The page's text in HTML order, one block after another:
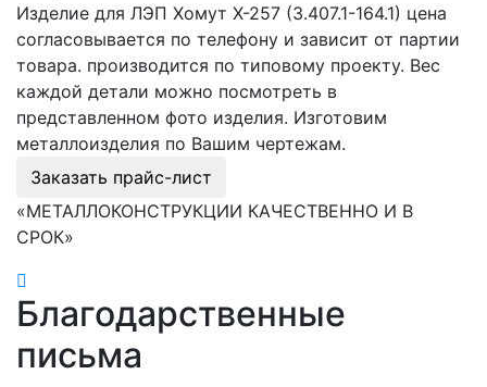
Изделие для ЛЭП Хомут Х-257 (3.407.1-164.1) цена
согласовывается по телефону и зависит от партии
товара. производится по типовому проекту. Вес
каждой детали можно посмотреть в
представленном фото изделия. Изготовим
металлоизделия по Вашим чертежам.
Заказать прайс-лист
«МЕТАЛЛОКОНСТРУКЦИИ КАЧЕСТВЕННО И В
СРОК»
Благодарственные
письма